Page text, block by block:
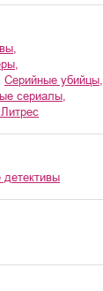
,
,
серийные убийцы,
сериалы,
Литрес
детективы